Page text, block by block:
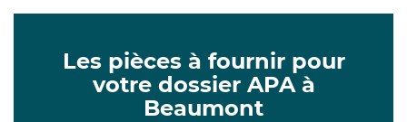
Les pièces à fournir pour
votre dossier APA à
Beaumont